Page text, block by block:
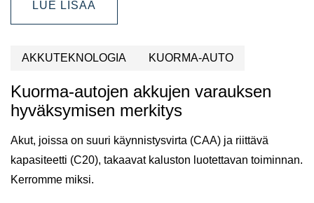
LUE LISÄÄ
AKKUTEKNOLOGIA KUORMA-AUTO
Kuorma-autojen akkujen varauksen
hyväksymisen merkitys
Akut, joissa on suuri käynnistysvirta (CAA) ja riittävä
kapasiteetti (C20), takaavat kaluston luotettavan toiminnan.
Kerromme miksi.